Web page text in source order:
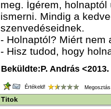
meg. Ígérem,
ismerni. Mindig a
szenvedéseidnek.
- Holnaptól? Miért nem
- Hisz tudod, hogy
Beküldte:P. András
Értékeld!
Titok